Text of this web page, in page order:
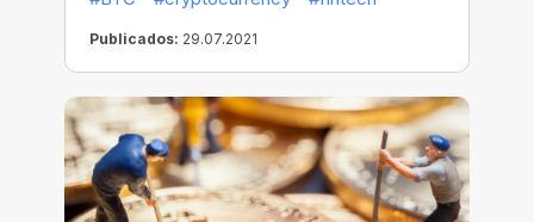
2% BTC cashback is now available for US
customers. The card was developed and
issued by the American crypto-lending
platform BlockFi.
Publicados: 29.07.2021